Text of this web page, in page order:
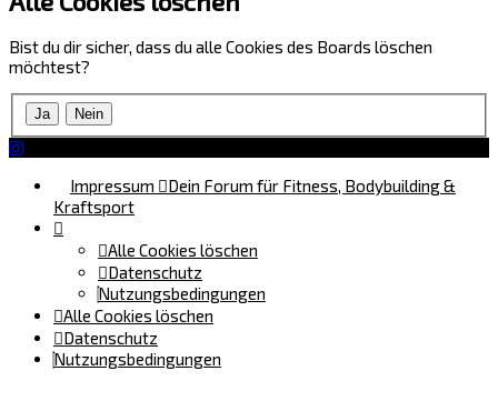
Bist du dir sicher, dass du alle Cookies des Boards löschen
möchtest?
Impressum
Dein Forum für Fitness, Bodybuilding &
Kraftsport
Alle Cookies löschen
Datenschutz
Nutzungsbedingungen
Alle Cookies löschen
Datenschutz
Nutzungsbedingungen